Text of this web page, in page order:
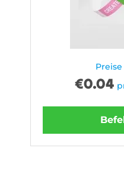
Preise
€0.04